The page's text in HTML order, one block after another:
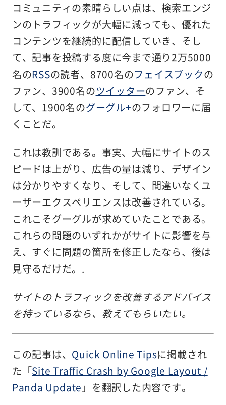
コミュニティの素晴らしい点は、検索エンジ
ンのトラフィックが大幅に減っても、優れた
コンテンツを継続的に配信していき、そし
て、記事を投稿する度に今まで通り2万5000
名のRSSの読者、8700名のフェイスブックの
ファン、3900名のツイッターのファン、そ
して、1900名のグーグル+のフォロワーに届
くことだ。
これは教訓である。事実、大幅にサイトのス
ピードは上がり、広告の量は減り、デザイン
は分かりやすくなり、そして、間違いなくユ
ーザーエクスペリエンスは改善されている。
これこそグーグルが求めていたことである。
これらの問題のいずれかがサイトに影響を与
え、すぐに問題の箇所を修正したなら、後は
見守るだけだ。.
サイトのトラフィックを改善するアドバイス
を持っているなら、教えてもらいたい。
この記事は、 Quick Online Tipsに掲載され
た「Site Traffic Crash by Google Layout /
Panda Update 」を翻訳した内容です。